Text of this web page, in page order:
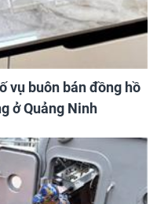
vụ buôn bán đồng hồ
ở Quảng Ninh